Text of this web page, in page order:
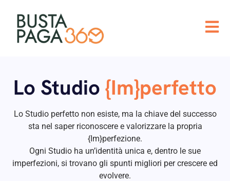
Lo Studio {Im}perfetto
Lo Studio perfetto non esiste, ma la chiave del successo
sta nel saper riconoscere e valorizzare la propria
{Im}perfezione.
Ogni Studio ha un’identità unica e, dentro le sue
imperfezioni, si trovano gli spunti migliori per crescere ed
evolvere.